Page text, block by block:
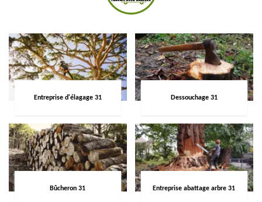
Entreprise d'élagage 31 Dessouchage 31
Bûcheron 31 Entreprise abattage arbre 31